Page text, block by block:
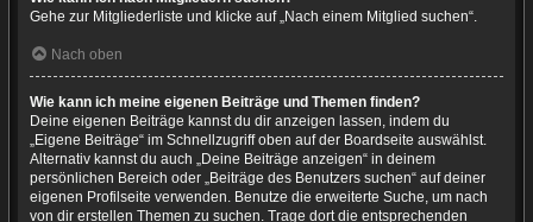
Gehe zur Mitgliederliste und klicke auf „Nach einem Mitglied suchen“.
Nach oben
Wie kann ich meine eigenen Beiträge und Themen finden?
Deine eigenen Beiträge kannst du dir anzeigen lassen, indem du
„Eigene Beiträge“ im Schnellzugriff oben auf der Boardseite auswählst.
Alternativ kannst du auch „Deine Beiträge anzeigen“ in deinem
persönlichen Bereich oder „Beiträge des Benutzers suchen“ auf deiner
eigenen Profilseite verwenden. Benutze die erweiterte Suche, um nach
von dir erstellen Themen zu suchen. Trage dort die entsprechenden